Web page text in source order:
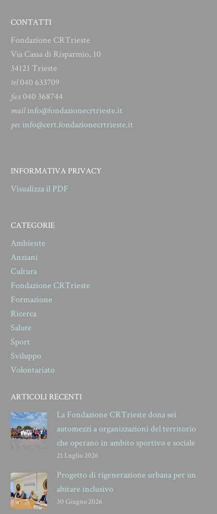
CONTATTI
Fondazione CRTrieste
Via Cassa di Risparmio, 10
34121 Trieste
tel040 633709
fax040 368744
mailinfo@fondazionecrtrieste.it
pecinfo@cert.fondazionecrtrieste.it
INFORMATIVA PRIVACY
Visualizza il PDF
CATEGORIE
Ambiente
Anziani
Cultura
Fondazione CRTrieste
Formazione
Ricerca
Salute
Sport
Sviluppo
Volontariato
ARTICOLI RECENTI
La Fondazione CRTrieste dona sei
automezzi a organizzazioni del territorio
che operano in ambito sportivo e sociale
21 Luglio 2026
Progetto di rigenerazione urbana per un
abitare inclusivo
30 Giugno 2026